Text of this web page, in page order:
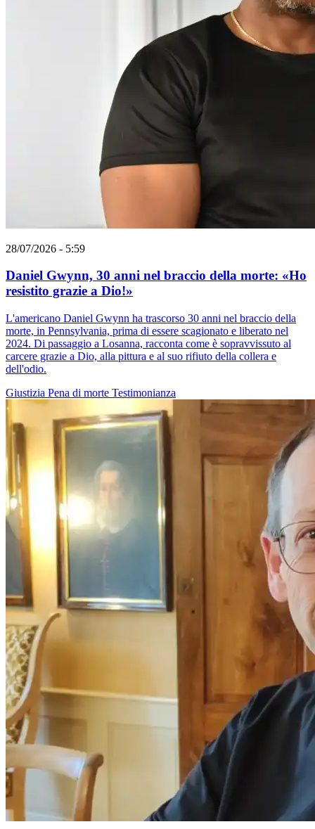
28/07/2026 - 5:59
Daniel Gwynn, 30 anni nel braccio della morte: «Ho
resistito grazie a Dio!»
L'americano Daniel Gwynn ha trascorso 30 anni nel braccio della
morte, in Pennsylvania, prima di essere scagionato e liberato nel
2024. Di passaggio a Losanna, racconta come è sopravvissuto al
carcere grazie a Dio, alla pittura e al suo rifiuto della collera e
dell'odio.
Giustizia Pena di morte Testimonianza